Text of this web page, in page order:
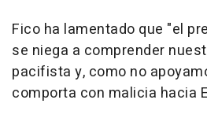
Fico ha lamentado que "el
se niega a comprender
pacifista y, como no
comporta con malicia hacia